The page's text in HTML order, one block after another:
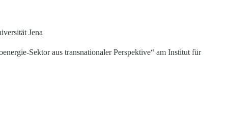
Jena
Sektor aus transnationaler Perspektive“ am Institut für